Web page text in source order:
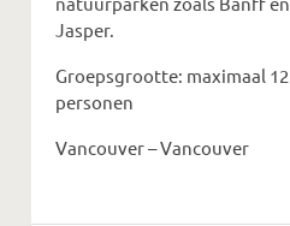
Jasper.
Groepsgrootte: maximaal 12
personen
Vancouver – Vancouver